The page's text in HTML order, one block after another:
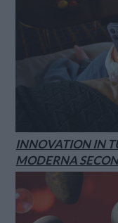
INNOVATION IN
MODERNA